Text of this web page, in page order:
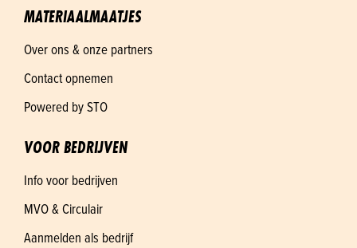
MATERIAALMAATJES
Over ons & onze partners
Contact opnemen
Powered by STO
VOOR BEDRIJVEN
Info voor bedrijven
MVO & Circulair
Aanmelden als bedrijf